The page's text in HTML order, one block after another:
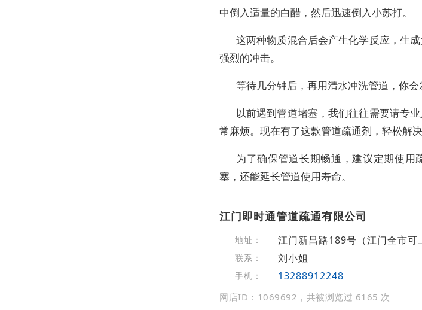
中倒入适量的白醋，然后迅速倒入小苏打。
这两种物质混合后会产生化学反应，生
强烈的冲击。
等待几分钟后，再用清水冲洗管道，你会
以前遇到管道堵塞，我们往往需要请专
常麻烦。现在有了这款管道疏通剂，轻松解
为了确保管道长期畅通，建议定期使用
塞，还能延长管道使用寿命。
江门即时通管道疏通有限公司
地址： 江门新昌路189号（江门全市可
联系： 刘小姐
手机： 13288912248
网店ID：1069692，共被浏览过 6165 次